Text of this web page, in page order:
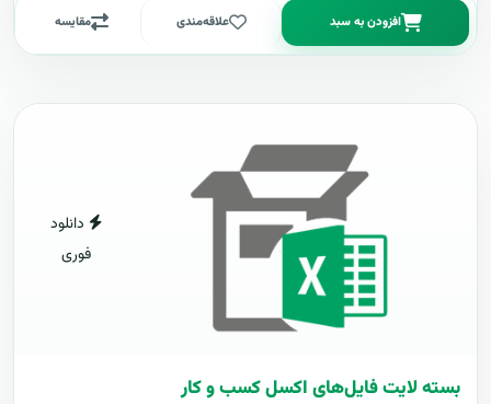
افزودن به سبد علاقه‌مندی مقایسه
دانلود
فوری
بسته لایت فایل‌های اکسل کسب و کار